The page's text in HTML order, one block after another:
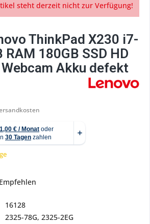
steht derzeit nicht zur Verfügung!
ThinkPad X230 i7-
RAM 180GB SSD HD
Akku defekt
Empfehlen
16128
2325-78G, 2325-2EG